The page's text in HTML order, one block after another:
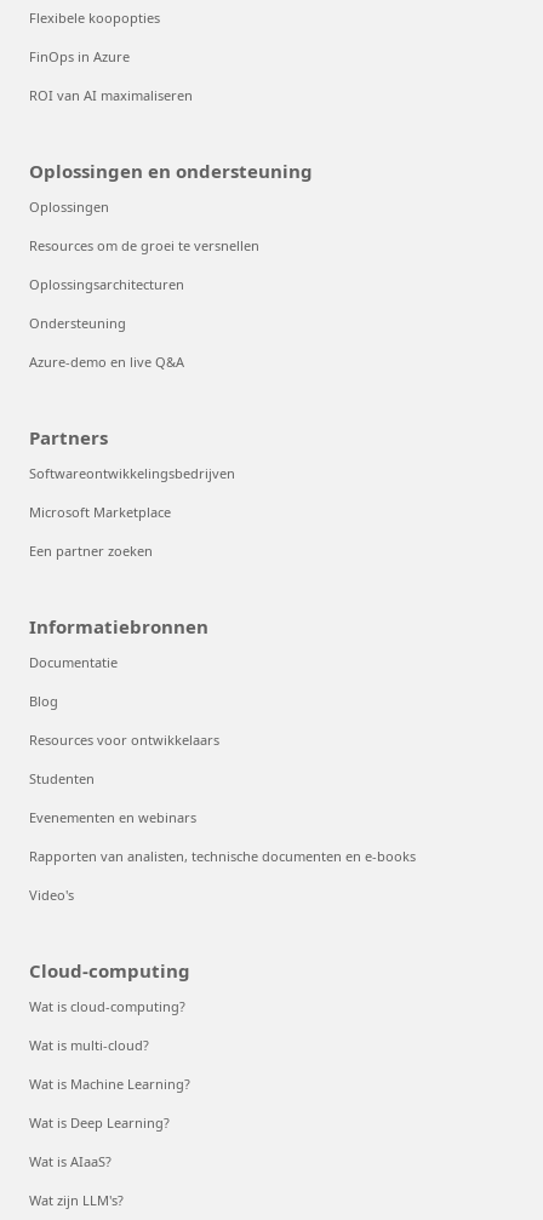
Flexibele koopopties
FinOps in Azure
ROI van AI maximaliseren
Oplossingen en ondersteuning
Oplossingen
Resources om de groei te versnellen
Oplossingsarchitecturen
Ondersteuning
Azure-demo en live Q&A
Partners
Softwareontwikkelingsbedrijven
Microsoft Marketplace
Een partner zoeken
Informatiebronnen
Documentatie
Blog
Resources voor ontwikkelaars
Studenten
Evenementen en webinars
Rapporten van analisten, technische documenten en e-books
Video's
Cloud-computing
Wat is cloud-computing?
Wat is multi-cloud?
Wat is Machine Learning?
Wat is Deep Learning?
Wat is AIaaS?
Wat zijn LLM's?